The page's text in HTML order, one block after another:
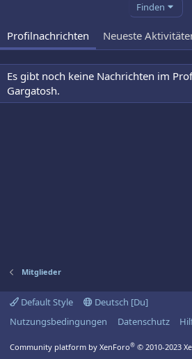
Finden
Profilnachrichten Neueste
Es gibt noch keine Nachrichten im
Gargatosh.
Mitglieder
Default Style
Deutsch [Du]
Nutzungsbedingungen
Datenschutz
Community platform by XenForo® © 2010-2023